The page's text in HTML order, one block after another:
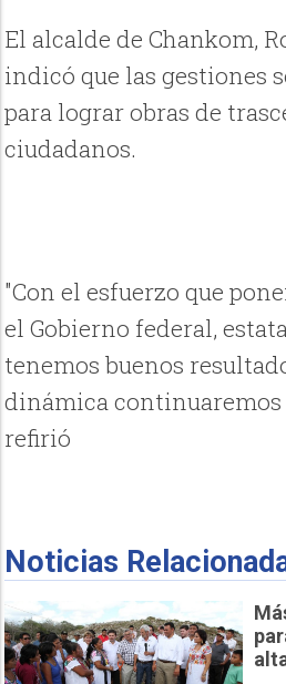
El alcalde de Chankom,
indicó que las gestiones
para lograr obras de
ciudadanos.
"Con el esfuerzo que
el Gobierno federal,
tenemos buenos
dinámica continuaremos
refirió
Noticias